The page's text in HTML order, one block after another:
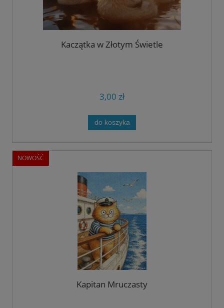
Kaczątka w Złotym Świetle
3,00 zł
do koszyka
Kapitan Mruczasty
NOWOŚĆ